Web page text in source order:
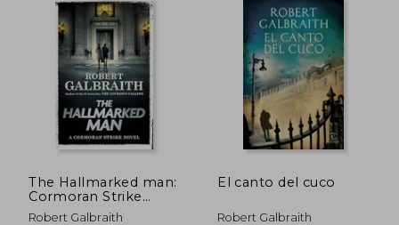
The Hallmarked man:
Cormoran Strike
Book 8 (en Inglés)
Robert Galbraith
El canto del cuco
Robert Galbraith